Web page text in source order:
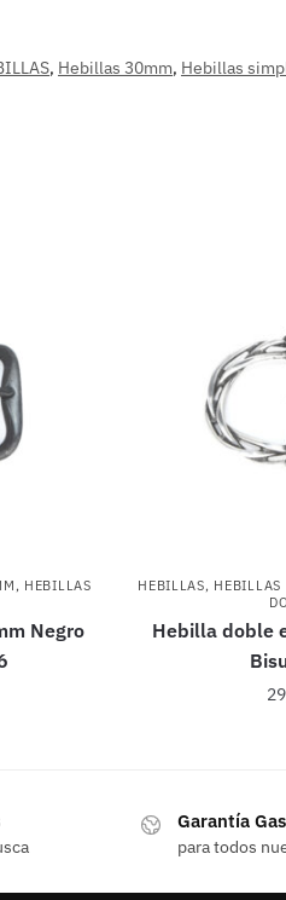
, Hebillas 30mm, Hebillas
, HEBILLAS
Negro
HEBILLAS, HEBILLAS
Hebilla doble
Garantía
para todos